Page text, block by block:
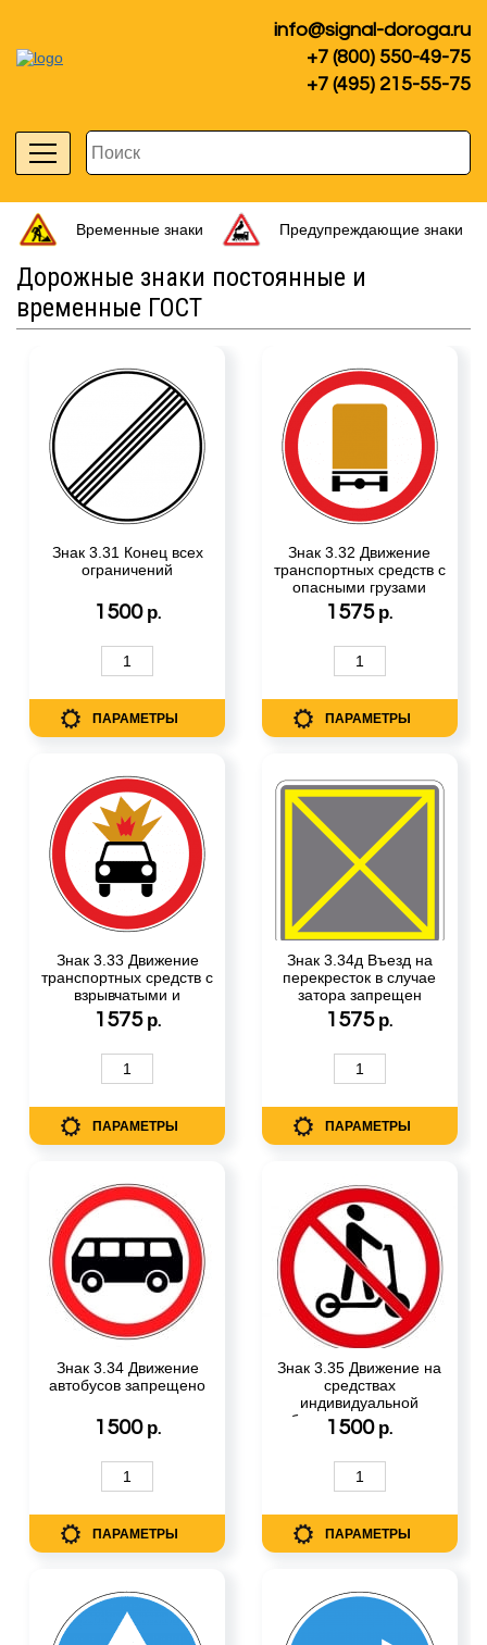
info@signal-doroga.ru
+7 (800) 550-49-75
+7 (495) 215-55-75
Временные знаки Предупреждающие знаки
Дорожные знаки постоянные и
временные ГОСТ
Знак 3.31 Конец всех
ограничений
1500 р.
ПАРАМЕТРЫ
Знак 3.32 Движение
транспортных средств с
опасными грузами
запрещено
1575 р.
ПАРАМЕТРЫ
Знак 3.33 Движение
транспортных средств с
взрывчатыми и
легковоспламеняющимися
грузами запрещено
1575 р.
ПАРАМЕТРЫ
Знак 3.34д Въезд на
перекресток в случае
затора запрещен
1575 р.
ПАРАМЕТРЫ
Знак 3.34 Движение
автобусов запрещено
1500 р.
ПАРАМЕТРЫ
Знак 3.35 Движение на
средствах
индивидуальной
мобильности запрещено
1500 р.
ПАРАМЕТРЫ